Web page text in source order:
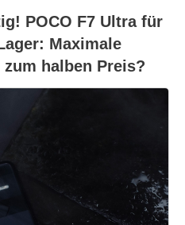
POCO F7 Ultra für
Maximale
halben Preis?